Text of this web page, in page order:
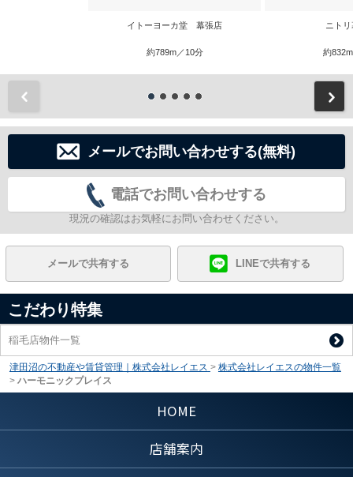
イトーヨーカ堂 幕張店
約789m／10分
ニト
約
メールでお問い合わせする(無料)
電話でお問い合わせする
現況の確認はお気軽にお問い合わせください。
メールで共有する LINEで共有する
こだわり特集
稲毛店物件一覧
津田沼の不動産や賃貸管理｜株式会社レイエス > 株式会社レイエスの物件一覧
> ハーモニックプレイス
HOME
店舗案内